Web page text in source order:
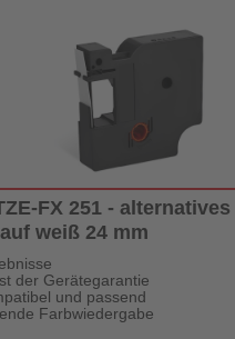
FX 251 -
weiß 24 mm
der Gerätegarantie
und passend
Farbwiedergabe